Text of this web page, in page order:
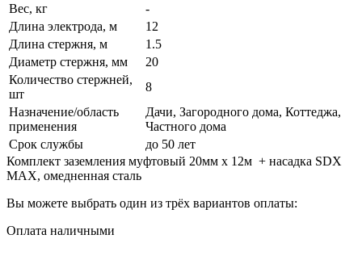
Вес, кг
-
Длина электрода, м
12
Длина стержня, м
1.5
Диаметр стержня, мм
20
Количество стержней,
шт
8
Назначение/область
применения
Дачи, Загородного дома, Коттеджа,
Частного дома
Срок службы
до 50 лет
Комплект заземления муфтовый 20мм х 12м + насадка SDX
MAX, омедненная сталь
Вы можете выбрать один из трёх вариантов оплаты:
Оплата наличными